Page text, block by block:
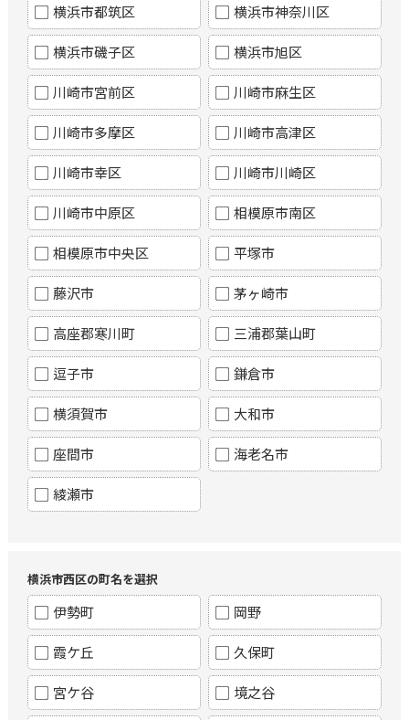
横浜市都筑区 横浜市神奈川区
横浜市磯子区 横浜市旭区
川崎市宮前区 川崎市麻生区
川崎市多摩区 川崎市高津区
川崎市幸区 川崎市川崎区
川崎市中原区 相模原市南区
相模原市中央区 平塚市
藤沢市 茅ヶ崎市
高座郡寒川町 三浦郡葉山町
逗子市 鎌倉市
横須賀市 大和市
座間市 海老名市
綾瀬市
横浜市西区の町名を選択
伊勢町 岡野
霞ケ丘 久保町
宮ケ谷 境之谷